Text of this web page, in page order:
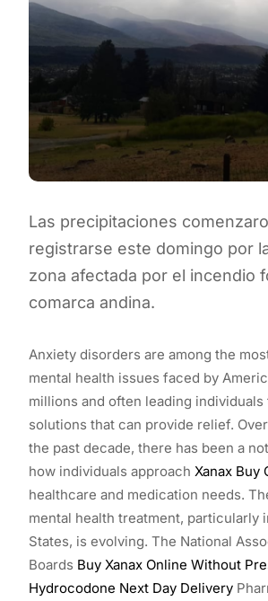
Las precipitaciones
registrarse este domingo por
zona afectada por el incendio
comarca andina.
Anxiety disorders are among the
mental health issues faced by
millions and often leading individuals
solutions that can provide relief. Over
the past decade, there has been a
how individuals approach Xanax Buy
healthcare and medication needs.
mental health treatment, particularly
States, is evolving. The National
Boards Buy Xanax Online Without
Hydrocodone Next Day Delivery